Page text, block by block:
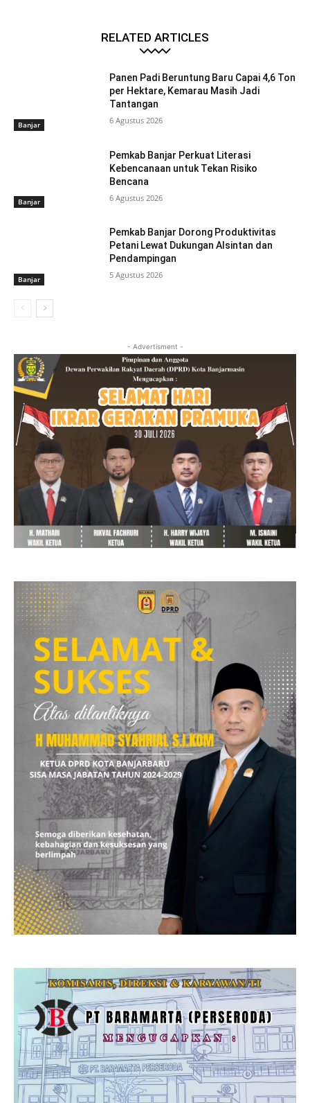
RELATED ARTICLES
Banjar
Panen Padi Beruntung Baru Capai 4,6 Ton
per Hektare, Kemarau Masih Jadi
Tantangan
6 Agustus 2026
Banjar
Pemkab Banjar Perkuat Literasi
Kebencanaan untuk Tekan Risiko
Bencana
6 Agustus 2026
Banjar
Pemkab Banjar Dorong Produktivitas
Petani Lewat Dukungan Alsintan dan
Pendampingan
5 Agustus 2026
- Advertisment -